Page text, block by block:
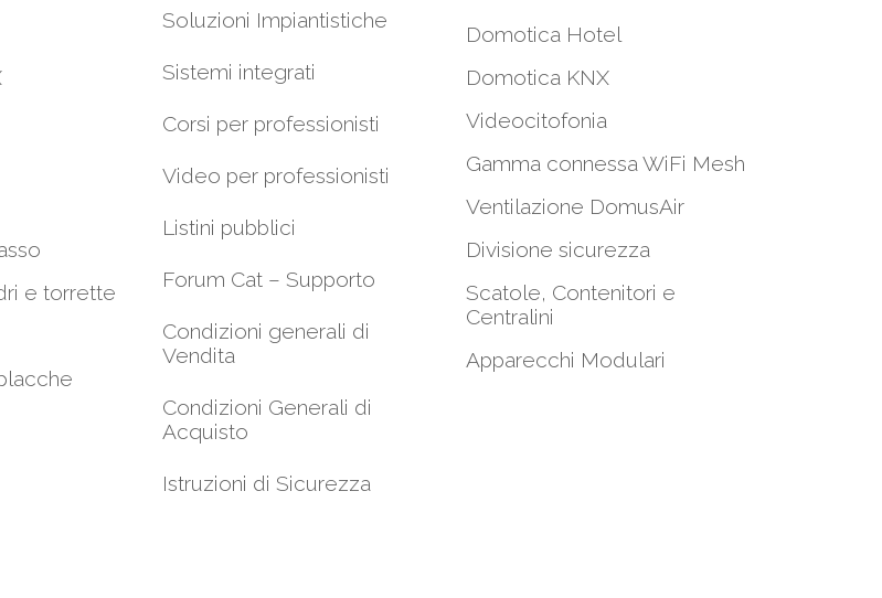
e torrette
Soluzioni Impiantistiche
Sistemi integrati
Corsi per professionisti
Video per professionisti
Listini pubblici
Forum Cat – Supporto
Condizioni generali di
Vendita
Condizioni Generali di
Acquisto
Istruzioni di Sicurezza
Domotica Hotel
Domotica KNX
Videocitofonia
Gamma connessa WiFi Mesh
Ventilazione DomusAir
Divisione sicurezza
Scatole, Contenitori e
Centralini
Apparecchi Modulari